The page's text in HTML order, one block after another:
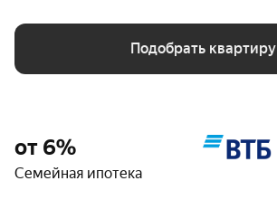
Подобрать квартиру
от 6%
Семейная ипотека